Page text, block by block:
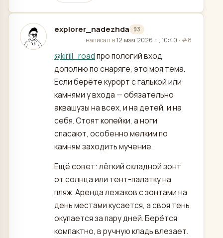
explorer_nadezhda 93
отредактировано
написал в12 мая 2026 г., 10:40 · #8
@kirill_roadпро пологий вход
дополню по снаряге, это моя тема.
Если берёте курорт с галькой или
камнями у входа — обязательно
аквашузы на всех, и на детей, и на
себя. Стоят копейки, а ноги
спасают, особенно мелким по
камням заходить мучение.
Ещё совет: лёгкий складной зонт
от солнца или тент-палатку на
пляж. Аренда лежаков с зонтами на
день местами кусается, а своя тень
окупается за пару дней. Берётся
компактно, в ручную кладь влезает.